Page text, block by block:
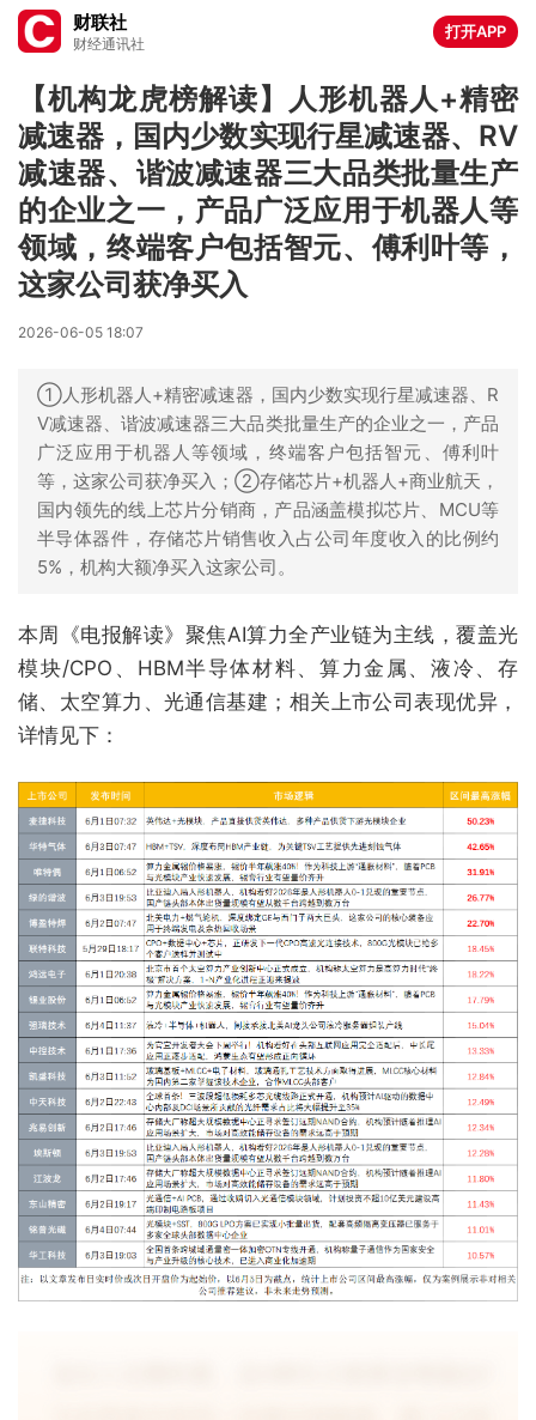
财联社
财经通讯社
打开APP
【机构龙虎榜解读】人形机器人+精密
减速器，国内少数实现行星减速器、RV
减速器、谐波减速器三大品类批量生产
的企业之一，产品广泛应用于机器人等
领域，终端客户包括智元、傅利叶等，
这家公司获净买入
2026-06-05 18:07
①人形机器人+精密减速器，国内少数实现行星减速器、R
V减速器、谐波减速器三大品类批量生产的企业之一，产品
广泛应用于机器人等领域，终端客户包括智元、傅利叶
等，这家公司获净买入；②存储芯片+机器人+商业航天，
国内领先的线上芯片分销商，产品涵盖模拟芯片、MCU等
半导体器件，存储芯片销售收入占公司年度收入的比例约
5%，机构大额净买入这家公司。
本周《电报解读》聚焦AI算力全产业链为主线，覆盖光
模块/CPO、HBM半导体材料、算力金属、液冷、存
储、太空算力、光通信基建；相关上市公司表现优异，
详情见下：